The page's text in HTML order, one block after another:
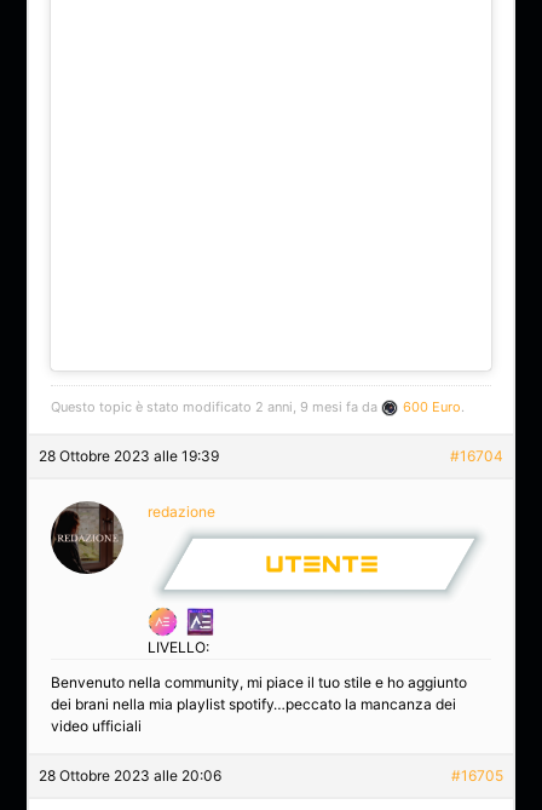
Questo topic è stato modificato 2 anni, 9 mesi fa da 600 Euro.
28 Ottobre 2023 alle 19:39 #16704
redazione
LIVELLO:
Benvenuto nella community, mi piace il tuo stile e ho aggiunto
dei brani nella mia playlist spotify…peccato la mancanza dei
video ufficiali
28 Ottobre 2023 alle 20:06 #16705